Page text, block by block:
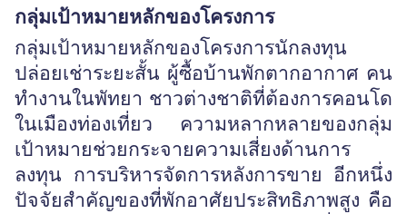
กลุ่มเป้าหมายหลักของโครงการ
กลุ่มเป้าหมายหลักของโครงการนักลงทุน
ปล่อยเช่าระยะสั้น ผู้ซื้อบ้านพักตากอากาศ คน
ทำงานในพัทยา ชาวต่างชาติที่ต้องการคอนโด
ในเมืองท่องเที่ยว ความหลากหลายของกลุ่ม
เป้าหมายช่วยกระจายความเสี่ยงด้านการ
ลงทุน การบริหารจัดการหลังการขาย อีกหนึ่ง
ปัจจัยสำคัญของที่พักอาศัยประสิทธิภาพสูง คือ